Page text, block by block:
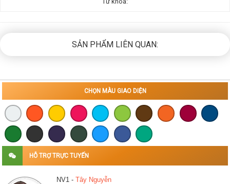
SẢN PHẨM LIÊN QUAN:
CHỌN MÀU GIAO DIỆN
HỖ TRỢ TRỰC TUYẾN
NV1 - Tây Nguyễn